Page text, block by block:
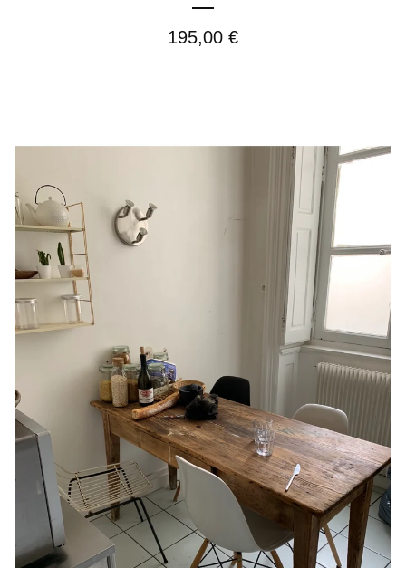
195,00 €